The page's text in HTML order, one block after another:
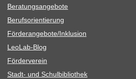
Bera­tungs­an­ge­bote
Berufs­ori­en­tie­rung
Förderangebote/​​Inklusion
Leo­Lab-Blog
För­der­ver­ein
Stadt- und Schulbibliothek